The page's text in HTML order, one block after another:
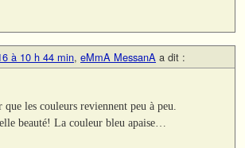
à 10 h 44 min, eMmA MessanA a dit :
les couleurs reviennent peu à peu.
beauté! La couleur bleu apaise…